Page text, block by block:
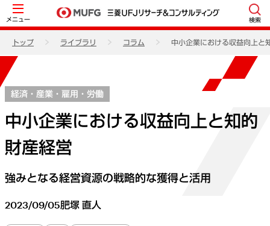
メニュー 検索
トップ ライブラリ コラム 中小企業における収益向上と
経済・産業・雇用・労働
中小企業における収益向上と知的
財産経営
強みとなる経営資源の戦略的な獲得と活用
2023/09/05肥塚 直人